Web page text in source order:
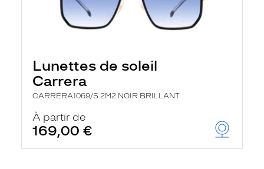
Lunettes de soleil
Carrera
CARRERA1069/S 2M2 NOIR BRILLANT
À partir de
169,00 €